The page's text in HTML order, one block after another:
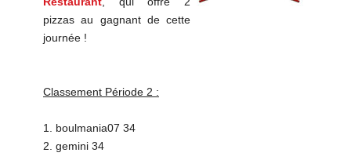
pizzas au gagnant de cette
journée !
Classement Période 2 :
1. boulmania07 34
2. gemini 34